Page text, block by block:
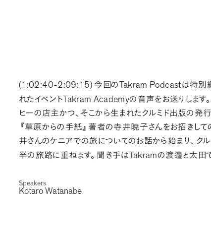
(1:02:40-2:09:15) 今回のTakram Podcastは特別
れたイベントTakram Academyの音声をお送りします。
ヒーの店主かつ、 そこから生まれたクルミド出版の発
『草原からの手紙 』 著者の寺井暁子さんをお招きして
井さんのケニアでの旅についてのお話から始まり 、 ク
半の旅路に重ねます。 聞き手はTakramの渡邉と太田
Speakers
Kotaro Watanabe